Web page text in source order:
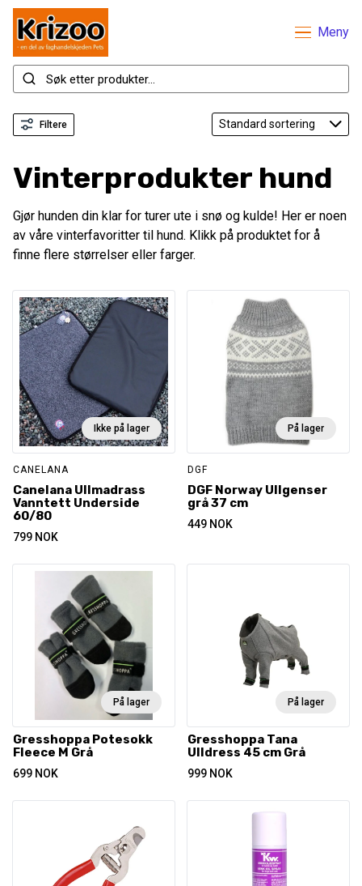
Meny
Filtere
Vinterprodukter hund
Gjør hunden din klar for turer ute i snø og kulde! Her er noen
av våre vinterfavoritter til hund. Klikk på produktet for å
finne flere størrelser eller farger.
Ikke på lager
CANELANA
Canelana Ullmadrass
Vanntett Underside
60/80
799 NOK
På lager
DGF
DGF Norway Ullgenser
grå 37 cm
449 NOK
På lager
Gresshoppa Potesokk
Fleece M Grå
699 NOK
På lager
Gresshoppa Tana
Ulldress 45 cm Grå
999 NOK